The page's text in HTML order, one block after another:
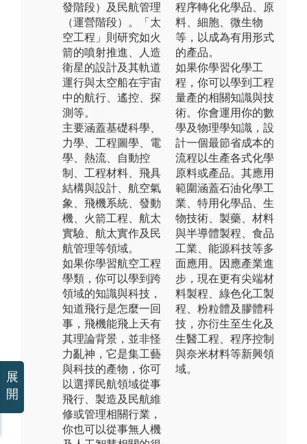
發階段）及民航管理
（運營階段）。「太
空工程」則研究如火
箭的噴射推進、人造
衛星的設計及其軌道
運行與太空船在宇宙
中的航行、遙控、探
測等。
主要涵蓋基礎科學、
力學、工程圖學、電
學、熱流、自動控
制、工程材料、飛具
結構與設計、航空氣
象、飛機系統、發動
機、火箭工程、航太
實驗、航太實作及民
航管理等領域。
如果你學習航空工程
學類，你可以學到跨
領域的知識與科技，
知道飛行是怎麼一回
事，飛機能飛上天有
其理論背景，並非怪
力亂神，它是集工藝
與科技的產物，你可
以選擇民航領域從事
飛行、製造及民航維
修或管理相關行業，
你也可以從事無人機
程序轉化化學品、原
料、細胞、微生物
等，以成為有用形式
的產品。
如果你學習化學工
程，你可以學到工程
量產的相關知識與技
術。你會運用你的數
學及物理學知識，設
計一個最節省成本的
流程以生產各式化學
原料或產品。其應用
範圍涵蓋石油化學工
業、特用化學品、生
物技術、製藥、材料
與半導體製程、食品
工業、能源科技等多
面應用。因應產業進
步，現在更有尖端材
料製程、綠色化工製
程、粉粒體及膠體科
技，亦衍生至生化及
生醫工程、程序控制
與奈米材料等新興領
域。
展
開